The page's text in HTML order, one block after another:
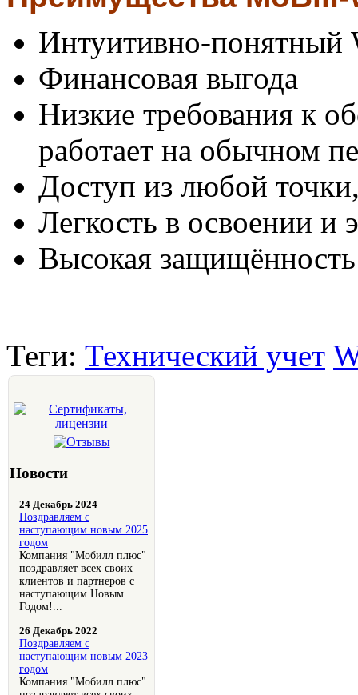
Интуитивно-понятный
Финансовая выгода
Низкие требования к
работает на обычном
Доступ из любой
Легкость в освоении и
Высокая
Теги: Технический учет
Новости
24 Декабрь 2024
Поздравляем с
наступающим новым 2025
годом
Компания "Мобилл плюс"
поздравляет всех своих
клиентов и партнеров с
наступающим Новым
Годом!...
26 Декабрь 2022
Поздравляем с
наступающим новым 2023
годом
Компания "Мобилл плюс"